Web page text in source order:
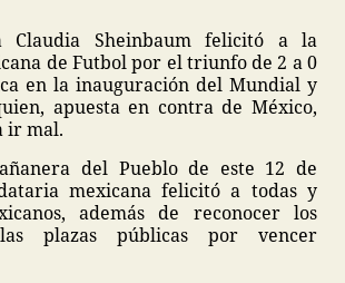
Claudia Sheinbaum felicitó a la
de Futbol por el triunfo de 2 a 0
en la inauguración del Mundial y
apuesta en contra de México,
ir mal.
del Pueblo de este 12 de
mexicana felicitó a todas y
además de reconocer los
plazas públicas por vencer